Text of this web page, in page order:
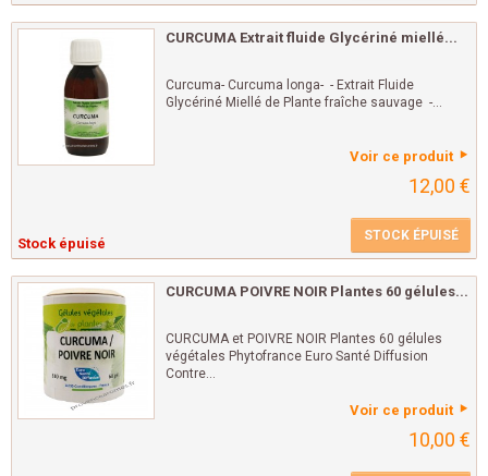
CURCUMA Extrait fluide Glycériné miellé...
Curcuma- Curcuma longa- - Extrait Fluide
Glycériné Miellé de Plante fraîche sauvage -...
Voir ce produit
12,00 €
Stock épuisé STOCK ÉPUISÉ
CURCUMA POIVRE NOIR Plantes 60 gélules...
CURCUMA et POIVRE NOIR Plantes 60 gélules
végétales Phytofrance Euro Santé Diffusion
Contre...
Voir ce produit
10,00 €